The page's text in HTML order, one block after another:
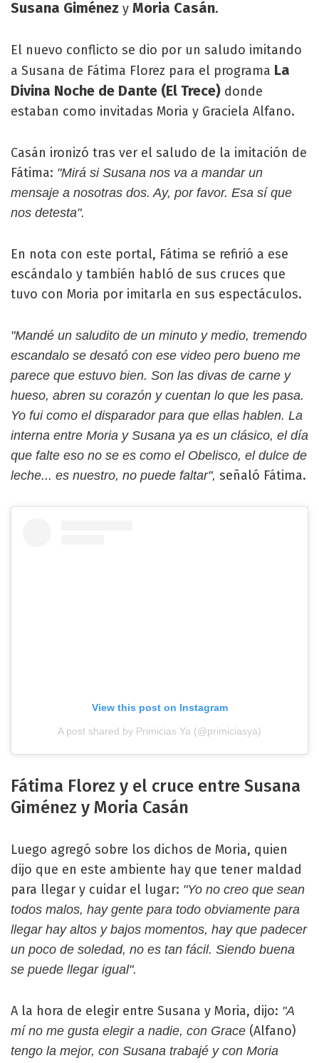
Susana Giménez y Moria Casán.
El nuevo conflicto se dio por un saludo imitando
a Susana de Fátima Florez para el programa La
Divina Noche de Dante (El Trece) donde
estaban como invitadas Moria y Graciela Alfano.
Casán ironizó tras ver el saludo de la imitación de
Fátima: "Mirá si Susana nos va a mandar un
mensaje a nosotras dos. Ay, por favor. Esa sí que
nos detesta".
En nota con este portal, Fátima se refirió a ese
escándalo y también habló de sus cruces que
tuvo con Moria por imitarla en sus espectáculos.
"Mandé un saludito de un minuto y medio, tremendo
escandalo se desató con ese video pero bueno me
parece que estuvo bien. Son las divas de carne y
hueso, abren su corazón y cuentan lo que les pasa.
Yo fui como el disparador para que ellas hablen. La
interna entre Moria y Susana ya es un clásico, el día
que falte eso no se es como el Obelisco, el dulce de
leche... es nuestro, no puede faltar", señaló Fátima.
View this post on Instagram
A post shared by Primicias Ya (@primiciasya)
Fátima Florez y el cruce entre Susana
Giménez y Moria Casán
Luego agregó sobre los dichos de Moria, quien
dijo que en este ambiente hay que tener maldad
para llegar y cuidar el lugar: "Yo no creo que sean
todos malos, hay gente para todo obviamente para
llegar hay altos y bajos momentos, hay que padecer
un poco de soledad, no es tan fácil. Siendo buena
se puede llegar igual".
A la hora de elegir entre Susana y Moria, dijo: "A
mí no me gusta elegir a nadie, con Grace (Alfano)
tengo la mejor, con Susana trabajé y con Moria